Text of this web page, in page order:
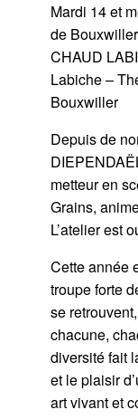
Mardi 14 et
de
CHAUD
Labiche –
Bouxwiller
Depuis de
metteur en
Grains,
L’atelier est
Cette année
troupe forte
se
chacune,
diversité fait
et le plaisir
art vivant et